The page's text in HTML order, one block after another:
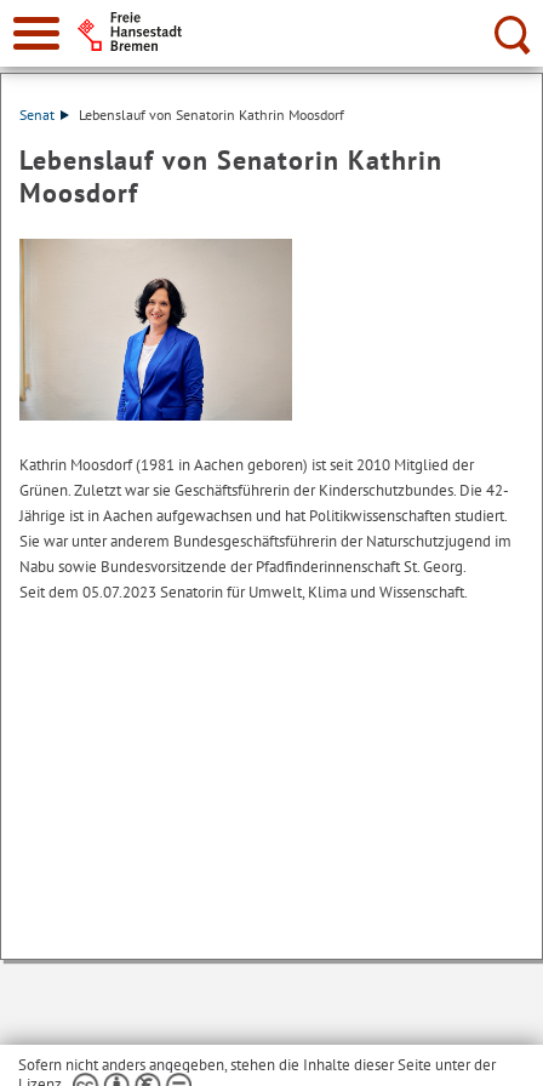
Suche:
Senat Lebenslauf von Senatorin Kathrin Moosdorf
Lebenslauf von Senatorin Kathrin
Moosdorf
Kathrin Moosdorf (1981 in Aachen geboren) ist seit 2010 Mitglied der
Grünen. Zuletzt war sie Geschäftsführerin der Kinderschutzbundes. Die 42-
Jährige ist in Aachen aufgewachsen und hat Politikwissenschaften studiert.
Sie war unter anderem Bundesgeschäftsführerin der Naturschutzjugend im
Nabu sowie Bundesvorsitzende der Pfadfinderinnenschaft St. Georg.
Seit dem 05.07.2023 Senatorin für Umwelt, Klima und Wissenschaft.
Sofern nicht anders angegeben, stehen die Inhalte dieser Seite unter der